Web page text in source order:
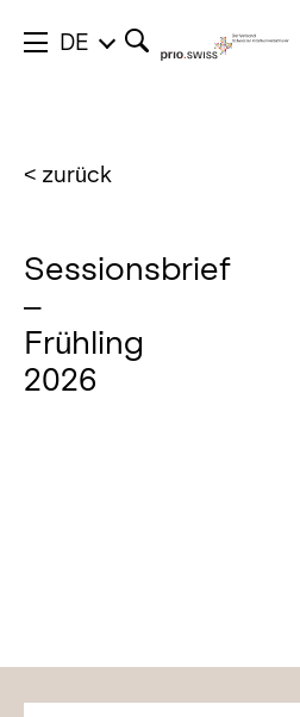
DE
< zurück
Sessionsbrief
–
Frühling
2026